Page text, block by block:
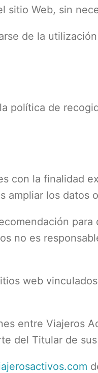
sitio Web, sin
de la
política de
con la finalidad
ampliar los datos
para
no es
web
entre Viajeros
del Titular de